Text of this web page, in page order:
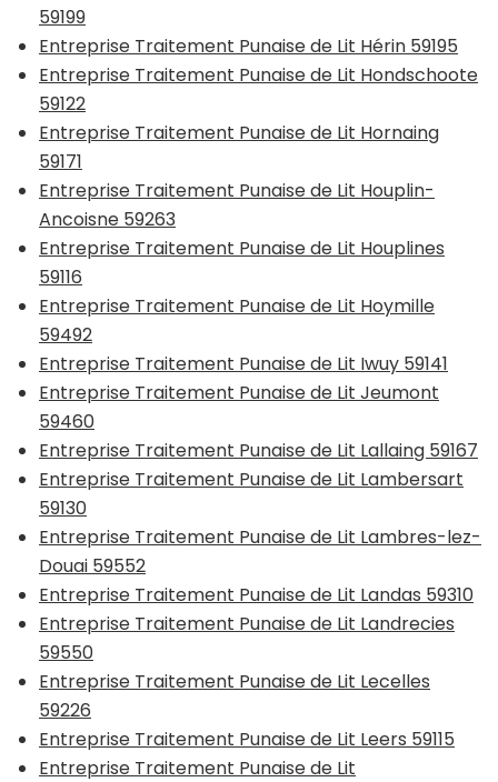
59199
Entreprise Traitement Punaise de Lit Hérin 59195
Entreprise Traitement Punaise de Lit Hondschoote
59122
Entreprise Traitement Punaise de Lit Hornaing
59171
Entreprise Traitement Punaise de Lit Houplin-
Ancoisne 59263
Entreprise Traitement Punaise de Lit Houplines
59116
Entreprise Traitement Punaise de Lit Hoymille
59492
Entreprise Traitement Punaise de Lit Iwuy 59141
Entreprise Traitement Punaise de Lit Jeumont
59460
Entreprise Traitement Punaise de Lit Lallaing 59167
Entreprise Traitement Punaise de Lit Lambersart
59130
Entreprise Traitement Punaise de Lit Lambres-lez-
Douai 59552
Entreprise Traitement Punaise de Lit Landas 59310
Entreprise Traitement Punaise de Lit Landrecies
59550
Entreprise Traitement Punaise de Lit Lecelles
59226
Entreprise Traitement Punaise de Lit Leers 59115
Entreprise Traitement Punaise de Lit